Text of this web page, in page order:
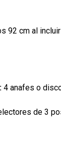
92 cm al
4 anafes o
de 3